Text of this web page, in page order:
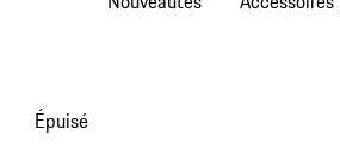
Épuisé